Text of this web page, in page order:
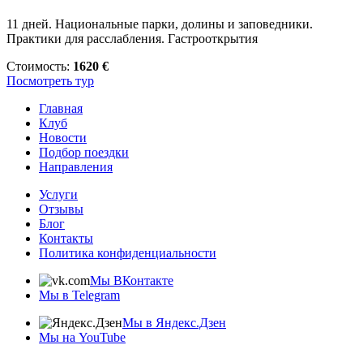
11 дней. Национальные парки, долины и заповедники.
Практики для расслабления. Гастрооткрытия
Стоимость: 1620 €
Посмотреть тур
Главная
Клуб
Новости
Подбор поездки
Направления
Услуги
Отзывы
Блог
Контакты
Политика конфиденциальности
Мы ВКонтакте
Мы в Telegram
Мы в Яндекс.Дзен
Мы на YouTube